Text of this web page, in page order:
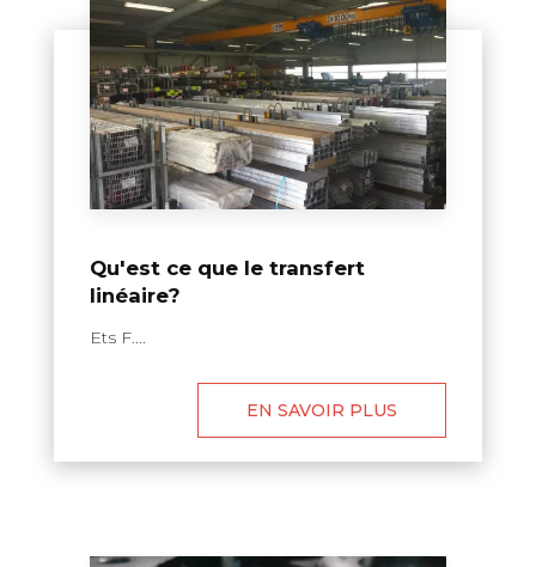
Qu'est ce que le transfert
linéaire?
Ets F....
EN SAVOIR PLUS